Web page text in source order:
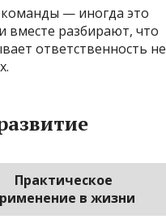
— иногда это
вместе разбирают, что
ответственность не
Практическое
в жизни